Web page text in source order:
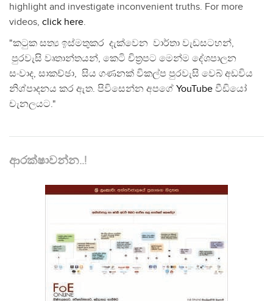
highlight and investigate inconvenient truths. For more
videos, click here.
"කටුක සත්‍ය ඉස්මතුකර දැක්වෙන වාර්තා වැඩසටහන්,
පුරවැසි වෘතාන්තයන්, කෙටි චිත්‍රපට මෙන්ම දේශපාලන
සංවාද, සාකච්ඡා, සිය ගණනක් විකල්ප පුරවැසි වෙබ් අඩවිය
නිශ්පාදනය කර ඇත. පිවිසෙන්න අපගේ YouTube වීඩියෝ
චැනලයට."
ආරක්ෂාවන්න..!